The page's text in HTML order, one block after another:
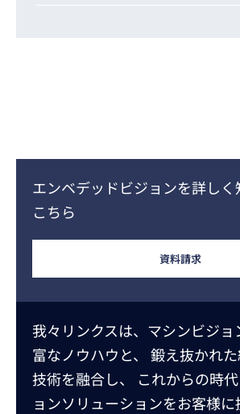
エンベデッドビジョンを詳し
こちら
資料請求
我々リンクスは、マシンビジョ
富なノウハウと、
鍛え抜かれ
技術を融合し、
これからの時
ョンソリューションをお客様に